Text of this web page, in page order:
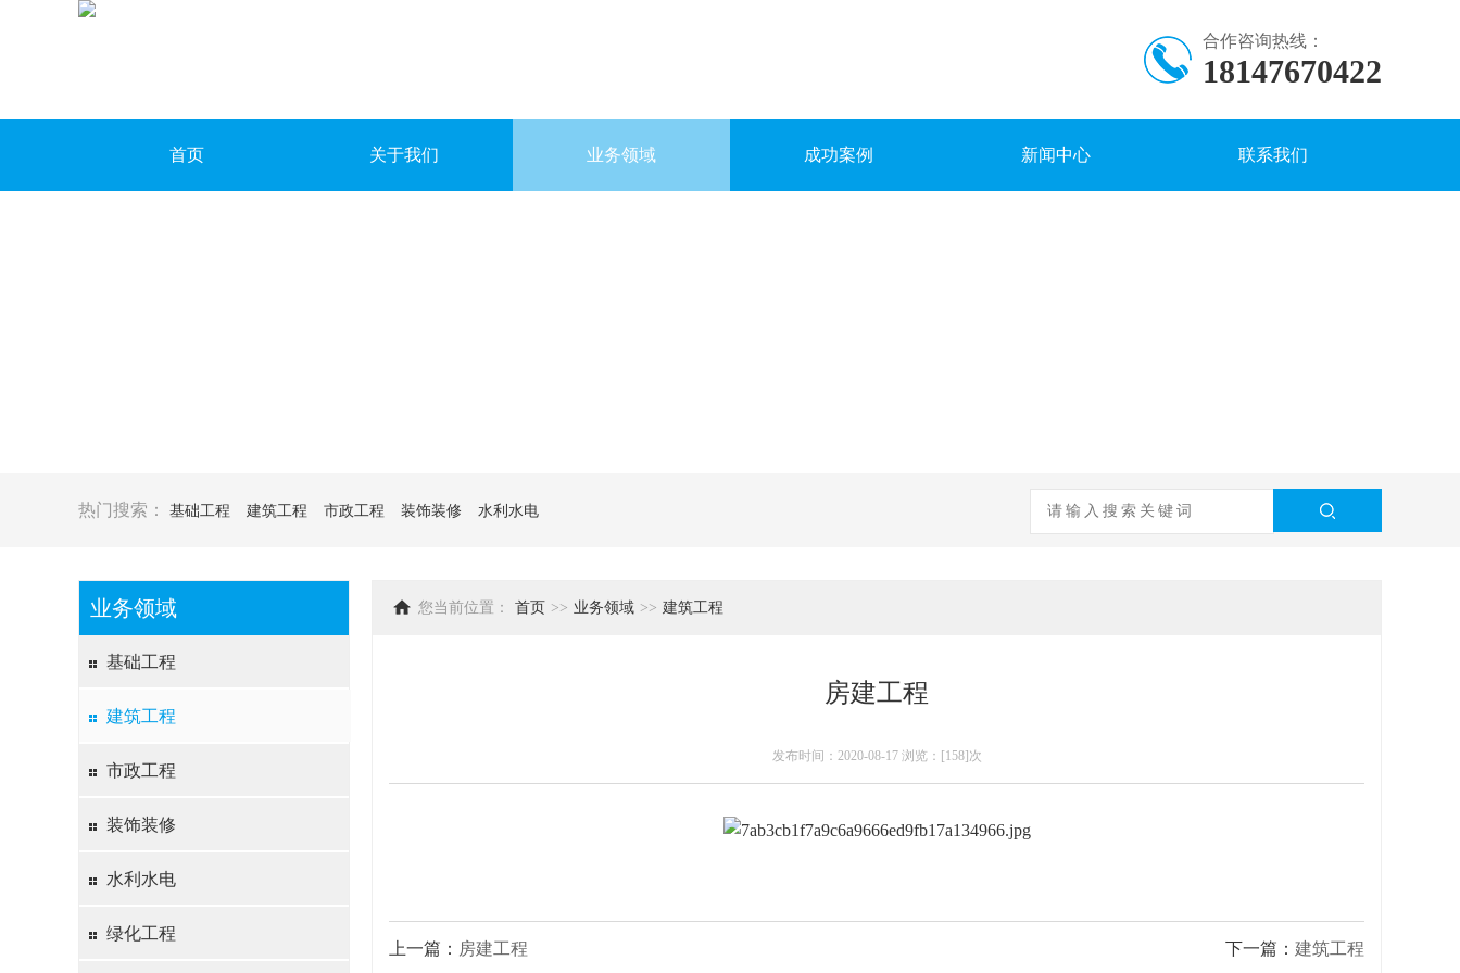
合作咨询热线：
18147670422
首页 关于我们 业务领域 成功案例 新闻中心 联系我们
热门搜索： 基础工程 建筑工程 市政工程 装饰装修 水利水电
业务领域
基础工程
建筑工程
市政工程
装饰装修
水利水电
绿化工程
您当前位置： 首页 >> 业务领域 >> 建筑工程
房建工程
发布时间：2020-08-17 浏览：[158]次
下一篇： 建筑工程
上一篇： 房建工程